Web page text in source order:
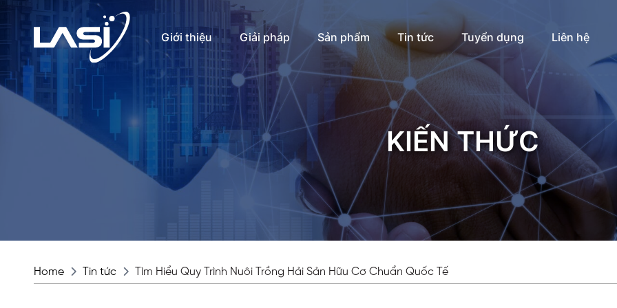
Giới thiệu Giải pháp Sản phẩm Tin tức Tuyển dụng Liên hệ
KIẾN THỨC
Home Tin tức Tìm Hiểu Quy Trình Nuôi Trồng Hải Sản Hữu Cơ Chuẩn Quốc Tế